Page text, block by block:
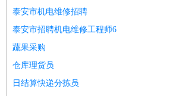
泰安市机电维修招聘
泰安市招聘机电维修工程师6
蔬果采购
仓库理货员
日结算快递分拣员